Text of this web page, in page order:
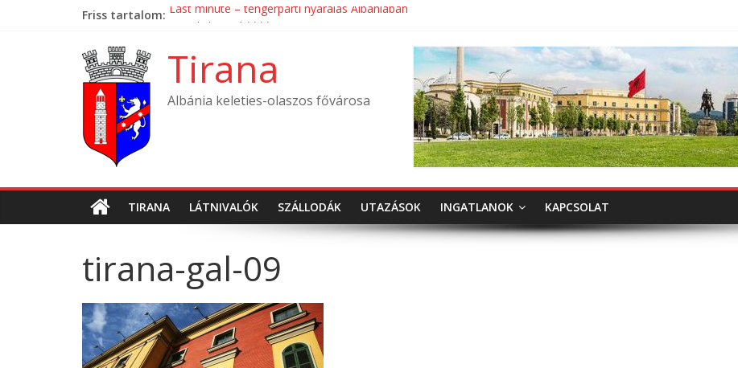
Friss tartalom: Last minute – tengerparti nyaralás Albániában
La Bohème Hotel ****
Tirana International Hotel ****
Tirana
Albánia keleties-olaszos fővárosa
TIRANA LÁTNIVALÓK SZÁLLODÁK UTAZÁSOK INGATLANOK KAPCSOLAT
tirana-gal-09